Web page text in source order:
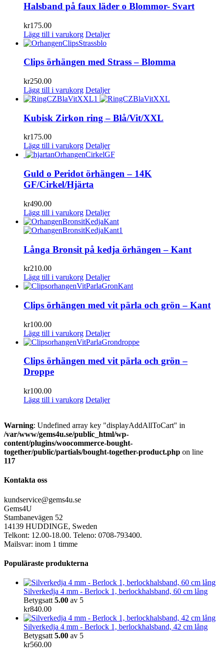
Halsband på faux läder o Blommor- Svart
kr175.00
Lägg till i varukorg Detaljer
Clips örhängen med Strass – Blomma
kr250.00
Lägg till i varukorg Detaljer
Kubisk Zirkon ring – Blå/Vit/XXL
kr175.00
Lägg till i varukorg Detaljer
Guld o Peridot örhängen – 14K
GF/Cirkel/Hjärta
kr490.00
Lägg till i varukorg Detaljer
Långa Bronsit på kedja örhängen – Kant
kr210.00
Lägg till i varukorg Detaljer
Clips örhängen med vit pärla och grön – Kant
kr100.00
Lägg till i varukorg Detaljer
Clips örhängen med vit pärla och grön –
Droppe
kr100.00
Lägg till i varukorg Detaljer
Warning: Undefined array key "displayAddAllToCart" in
/var/www/gems4u.se/public_html/wp-
content/plugins/woocommerce-bought-
together/public/partials/bought-together-product.php on line
117
Kontakta oss
kundservice@gems4u.se
Gems4U
Stambanevägen 52
14139 HUDDINGE, Sweden
Telkont: 12.00-18.00. Teleno: 0708-793400.
Mailsvar: inom 1 timme
Populäraste produkterna
Silverkedja 4 mm - Berlock 1, berlockhalsband, 60 cm lång
Betygsatt 5.00 av 5
kr840.00
Silverkedja 4 mm - Berlock 1, berlockhalsband, 42 cm lång
Betygsatt 5.00 av 5
kr560.00